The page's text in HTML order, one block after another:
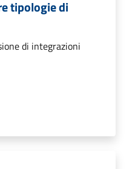
tipologie di
di integrazioni